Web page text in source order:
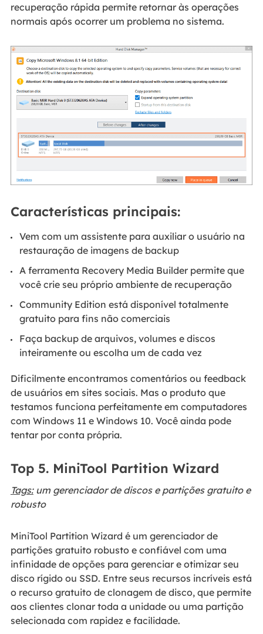
recuperação rápida permite retornar às operações
normais após ocorrer um problema no sistema.
Características principais:
Vem com um assistente para auxiliar o usuário na
restauração de imagens de backup
A ferramenta Recovery Media Builder permite que
você crie seu próprio ambiente de recuperação
Community Edition está disponível totalmente
gratuito para fins não comerciais
Faça backup de arquivos, volumes e discos
inteiramente ou escolha um de cada vez
Dificilmente encontramos comentários ou feedback
de usuários em sites sociais. Mas o produto que
testamos funciona perfeitamente em computadores
com Windows 11 e Windows 10. Você ainda pode
tentar por conta própria.
Top 5. MiniTool Partition Wizard
Tags:um gerenciador de discos e partições gratuito e
robusto
MiniTool Partition Wizard é um gerenciador de
partições gratuito robusto e confiável com uma
infinidade de opções para gerenciar e otimizar seu
disco rígido ou SSD. Entre seus recursos incríveis está
o recurso gratuito de clonagem de disco, que permite
aos clientes clonar toda a unidade ou uma partição
selecionada com rapidez e facilidade.